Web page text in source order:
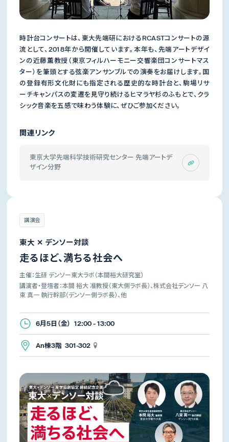
時計台コンサートは、東大先端研におけるRCASTコンサートの源
流として、2018年から開催しています。本年も、先端アートデザイ
ンの近藤薫教授（東京フィルハーモニー交響楽団コンサートマス
ター）を筆頭とする弦楽アンサンブルでの演奏をお届けします。国
の登録有形文化財にも指定される歴史的な時計台と、駒場リサ
ーチキャンパスの変遷を見守り続けるヒマラヤ杉のふもとで、クラ
シック音楽を五感で味わう体験に、ぜひご参加ください。
関連リンク
東京大学先端科学技術研究センター 先端アートデ
ザイン分野
講演会
東大 ✕ デンソー対談
走るほど、満ちる社会へ
主催：生研 デンソー東大ラボ（本間裕大研究室）
講演者・登壇者：本間 裕大 准教授（東大側ラボ長）、株式会社デンソー 八
束 真一 執行幹部（デンソー側ラボ長）、他
6月5日（金） 12:00 - 13:00
An棟3階 301-302